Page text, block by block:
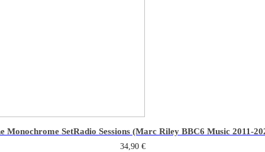
Monochrome SetRadio Sessions (Marc Riley BBC6 Music 2011-
34,90 €